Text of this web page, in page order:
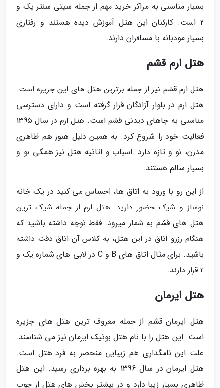
بسیار مناسبی به مراکز خرید مهم از جمله سیتی سنتر یک و
2 است. کارکنان این هتل آموزش دیده هستند و رفتاری
بسیار مودبانه با مسافران دارند.
هتل ارم قشم
هتل ارم قشم نیز از جمله برترین هتل های این جزیره است.
هتل ارم در بلوار آزادگان قرار گرفته است و دارای دسترسی
مناسبی به جاهای دیدنی قشم است. هتل ارم در سال 1395
فعالیت خود را شروع کرد. به همین دلیل هنوز هم ظاهری
مدرن، نو و تازه دارد. اسباب و اثاثیه هتل نیز همگی نو و
بسیار سالم هستند.
از این رو با ورود به اتاق ها، احساس می کنید در یک خانه
نوساز و شیک حضور دارید. هتل ارم از جمله شیک ترین
هتل های قشم به شمار میرود. فقط توجه داشته باشید که
هنگام رزرو اتاق در این هتل، به کلاس آن اتاق دقت داشته
باشید. برای مثال اتاق های B و C در لابی های شماره یک و
2 قرار دارند.
هتل ایرمان
هتل ایرمان قشم از جمله معروف ترین هتل های جزیره
است. این هتل را با نام هتل بوتیک ایرمان نیز می شناسند.
علت این نامگذاری هم زیبایی منحصر به فرد هتل است.
هتل ایرمان در سال 1396 به بهره برداری رسید. این هتل
ظاهری بسیار زیبا دارد و در بیشتر بخش های هتل از چوب